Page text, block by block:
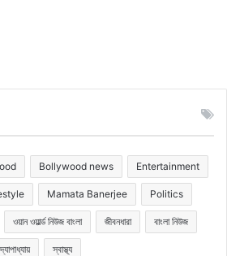
Bollywood news Entertainment
Mamata Banerjee Politics
ওয়ান ওয়ার্ল্ড নিউজ বাংলা জীবনধারা বাংলা নিউজ
স্বাস্থ্য